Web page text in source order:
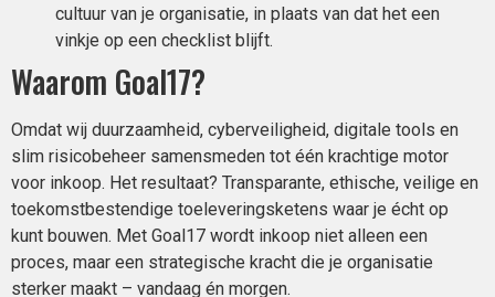
cultuur van je organisatie, in plaats van dat het een
vinkje op een checklist blijft.
Waarom Goal17?
Omdat wij duurzaamheid, cyberveiligheid, digitale tools en
slim risicobeheer samensmeden tot één krachtige motor
voor inkoop. Het resultaat? Transparante, ethische, veilige en
toekomstbestendige toeleveringsketens waar je écht op
kunt bouwen. Met Goal17 wordt inkoop niet alleen een
proces, maar een strategische kracht die je organisatie
sterker maakt – vandaag én morgen.